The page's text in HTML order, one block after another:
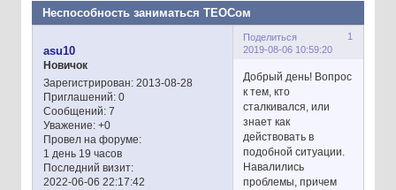
Неспособность заниматься ТЕОСом
Поделиться
1
2019-08-06 10:59:20
asu10
Новичок
Зарегистрирован: 2013-08-28
Приглашений:0
Сообщений:7
Уважение: +0
Провел на форуме:
1 день 19 часов
Последний визит:
2022-06-06 22:17:42
Добрый день! Вопрос
к тем, кто
сталкивался, или
знает как
действовать в
подобной ситуации.
Навалились
проблемы, причем